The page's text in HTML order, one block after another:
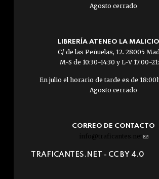
Agosto cerrado
LIBRERÍA ATENEO LA
C/ de las Peñuelas, 12. 28005
M-S de 10:30-14:30 y L-V 17:00-
En julio el horario de tarde es de
Agosto cerrado
CORREO DE CONTACTO
info@traficantes.net (link
e-
TRAFICANTES.NET - CC BY 4.0